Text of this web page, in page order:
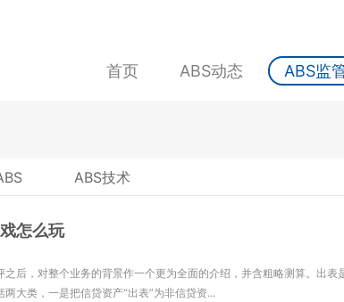
首页 ABS动态 ABS监
ABS技术
怎么玩
之后，对整个业务的背景作一个更为全面的介绍，并含粗略测算。出表
大类，一是把信贷资产“出表”为非信贷资...